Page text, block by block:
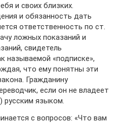
и своих близких.
и обязанность дать
ответственность по ст.
ложных показаний и
свидетель
называемой «подписке»,
что ему понятны эти
Гражданину
если он не владеет
русским языком.
с вопросов: «Что вам